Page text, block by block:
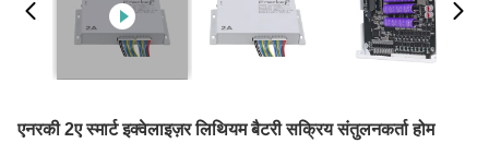
एनरकी 2ए स्मार्ट इक्वेलाइज़र लिथियम बैटरी सक्रिय संतुलनकर्ता होम